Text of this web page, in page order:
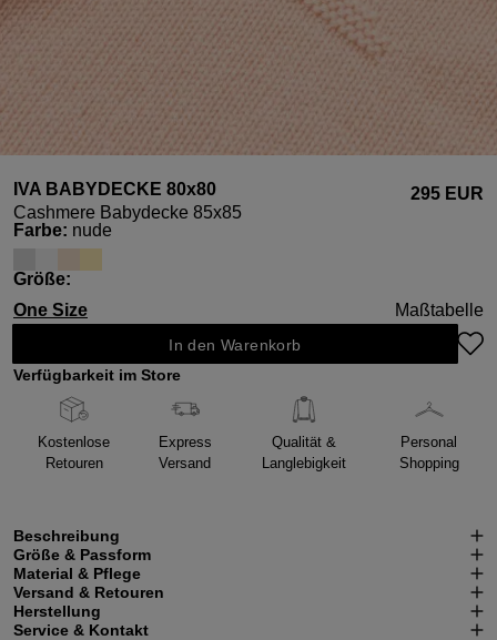
IVA BABYDECKE 80x80
Cashmere Babydecke 85x85
295 EUR
Farbeauswählen
: nude
Größeauswählen
:
One Size
Maßtabelle
In den Warenkorb
Verfügbarkeit im Store
Kostenlose
Retouren
Express
Versand
Qualität &
Langlebigkeit
Personal
Shopping
Beschreibung
Größe & Passform
Material & Pflege
Versand & Retouren
Herstellung
Service & Kontakt